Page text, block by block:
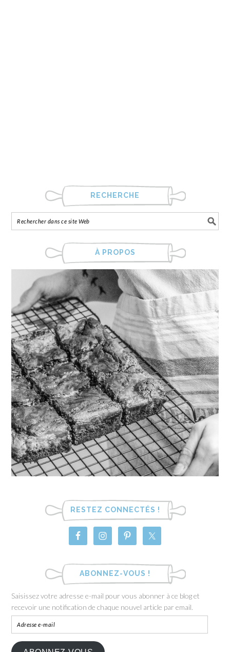
RECHERCHE
À PROPOS
RESTEZ CONNECTÉS !
ABONNEZ-VOUS !
Saisissez votre adresse e-mail pour vous abonner à ce blog et
recevoir une notification de chaque nouvel article par email.